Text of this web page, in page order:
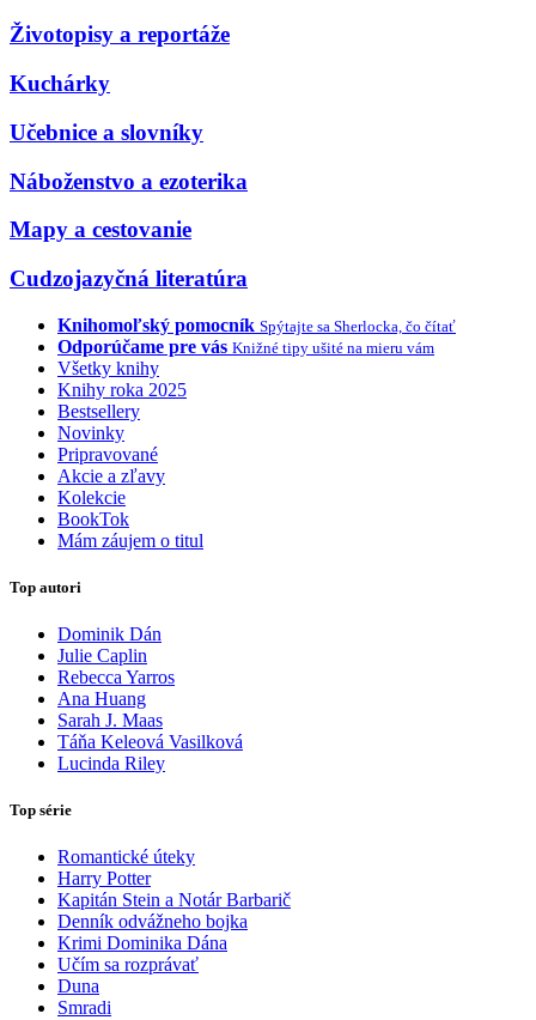
Životopisy a reportáže
Kuchárky
Učebnice a slovníky
Náboženstvo a ezoterika
Mapy a cestovanie
Cudzojazyčná literatúra
Knihomoľský pomocník Spýtajte sa Sherlocka, čo čítať
Odporúčame pre vás Knižné tipy ušité na mieru vám
Všetky knihy
Knihy roka 2025
Bestsellery
Novinky
Pripravované
Akcie a zľavy
Kolekcie
BookTok
Mám záujem o titul
Top autori
Dominik Dán
Julie Caplin
Rebecca Yarros
Ana Huang
Sarah J. Maas
Táňa Keleová Vasilková
Lucinda Riley
Top série
Romantické úteky
Harry Potter
Kapitán Stein a Notár Barbarič
Denník odvážneho bojka
Krimi Dominika Dána
Učím sa rozprávať
Duna
Smradi